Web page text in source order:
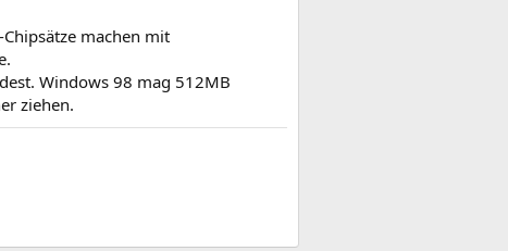
machen mit
Windows 98 mag 512MB
ziehen.